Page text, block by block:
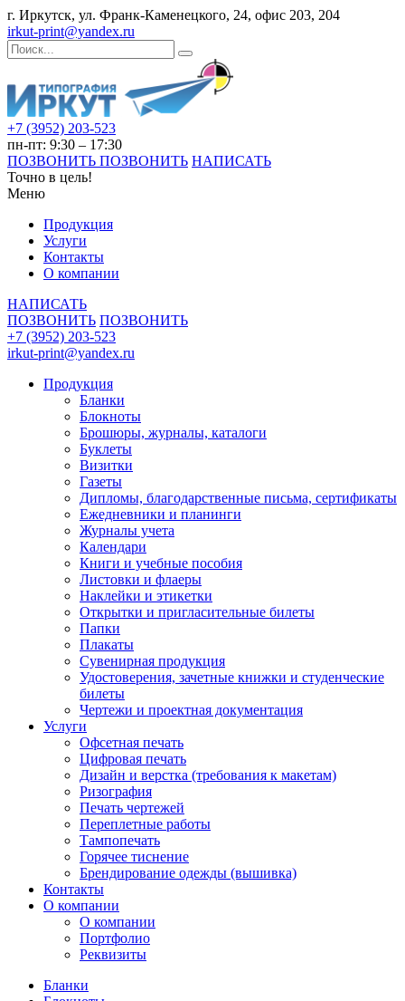
г. Иркутск, ул. Франк-Каменецкого, 24, офис 203, 204
irkut-print@yandex.ru
+7 (3952) 203-523
пн-пт: 9:30 – 17:30
ПОЗВОНИТЬ ПОЗВОНИТЬ НАПИСАТЬ
Точно в цель!
Меню
Продукция
Услуги
Контакты
О компании
НАПИСАТЬ
ПОЗВОНИТЬ ПОЗВОНИТЬ
+7 (3952) 203-523
irkut-print@yandex.ru
Продукция
Бланки
Блокноты
Брошюры, журналы, каталоги
Буклеты
Визитки
Газеты
Дипломы, благодарственные письма, сертификаты
Ежедневники и планинги
Журналы учета
Календари
Книги и учебные пособия
Листовки и флаеры
Наклейки и этикетки
Открытки и пригласительные билеты
Папки
Плакаты
Сувенирная продукция
Удостоверения, зачетные книжки и студенческие
билеты
Чертежи и проектная документация
Услуги
Офсетная печать
Цифровая печать
Дизайн и верстка (требования к макетам)
Ризография
Печать чертежей
Переплетные работы
Тампопечать
Горячее тиснение
Брендирование одежды (вышивка)
Контакты
О компании
О компании
Портфолио
Реквизиты
Бланки